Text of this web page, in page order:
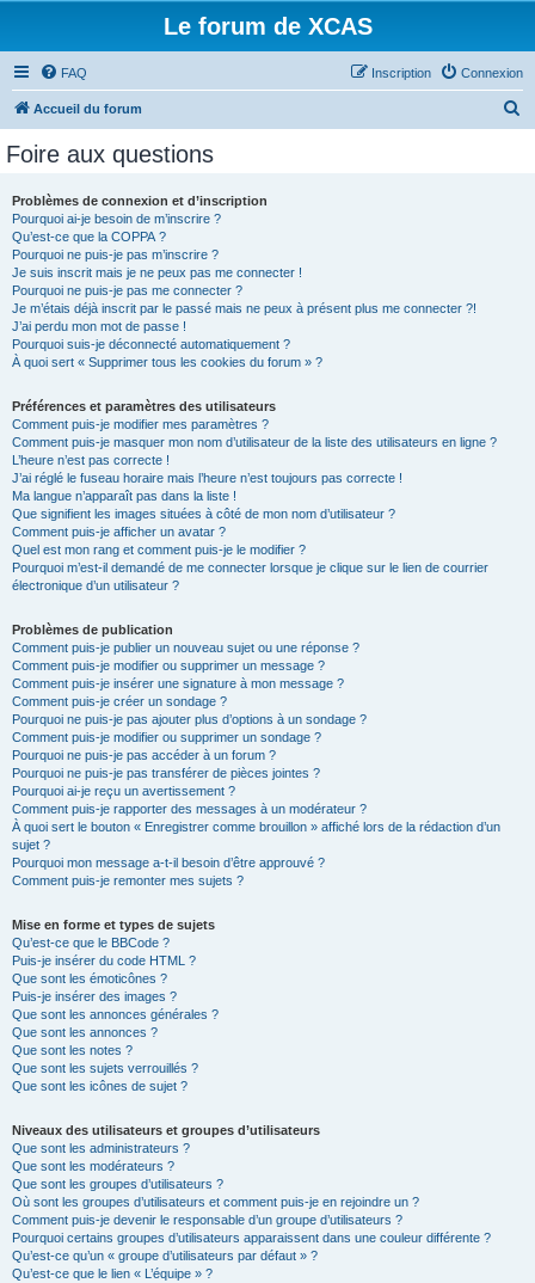
Le forum de XCAS
FAQ Connexion
Inscription
Accueil du forum
Foire aux questions
Problèmes de connexion et d’inscription
Pourquoi ai-je besoin de m’inscrire ?
Qu’est-ce que la COPPA ?
Pourquoi ne puis-je pas m’inscrire ?
Je suis inscrit mais je ne peux pas me connecter !
Pourquoi ne puis-je pas me connecter ?
Je m’étais déjà inscrit par le passé mais ne peux à présent plus me connecter ?!
J’ai perdu mon mot de passe !
Pourquoi suis-je déconnecté automatiquement ?
À quoi sert « Supprimer tous les cookies du forum » ?
Préférences et paramètres des utilisateurs
Comment puis-je modifier mes paramètres ?
Comment puis-je masquer mon nom d’utilisateur de la liste des utilisateurs en ligne ?
L’heure n’est pas correcte !
J’ai réglé le fuseau horaire mais l’heure n’est toujours pas correcte !
Ma langue n’apparaît pas dans la liste !
Que signifient les images situées à côté de mon nom d’utilisateur ?
Comment puis-je afficher un avatar ?
Quel est mon rang et comment puis-je le modifier ?
Pourquoi m’est-il demandé de me connecter lorsque je clique sur le lien de courrier
électronique d’un utilisateur ?
Problèmes de publication
Comment puis-je publier un nouveau sujet ou une réponse ?
Comment puis-je modifier ou supprimer un message ?
Comment puis-je insérer une signature à mon message ?
Comment puis-je créer un sondage ?
Pourquoi ne puis-je pas ajouter plus d’options à un sondage ?
Comment puis-je modifier ou supprimer un sondage ?
Pourquoi ne puis-je pas accéder à un forum ?
Pourquoi ne puis-je pas transférer de pièces jointes ?
Pourquoi ai-je reçu un avertissement ?
Comment puis-je rapporter des messages à un modérateur ?
À quoi sert le bouton « Enregistrer comme brouillon » affiché lors de la rédaction d’un
sujet ?
Pourquoi mon message a-t-il besoin d’être approuvé ?
Comment puis-je remonter mes sujets ?
Mise en forme et types de sujets
Qu’est-ce que le BBCode ?
Puis-je insérer du code HTML ?
Que sont les émoticônes ?
Puis-je insérer des images ?
Que sont les annonces générales ?
Que sont les annonces ?
Que sont les notes ?
Que sont les sujets verrouillés ?
Que sont les icônes de sujet ?
Niveaux des utilisateurs et groupes d’utilisateurs
Que sont les administrateurs ?
Que sont les modérateurs ?
Que sont les groupes d’utilisateurs ?
Où sont les groupes d’utilisateurs et comment puis-je en rejoindre un ?
Comment puis-je devenir le responsable d’un groupe d’utilisateurs ?
Pourquoi certains groupes d’utilisateurs apparaissent dans une couleur différente ?
Qu’est-ce qu’un « groupe d’utilisateurs par défaut » ?
Qu’est-ce que le lien « L’équipe » ?